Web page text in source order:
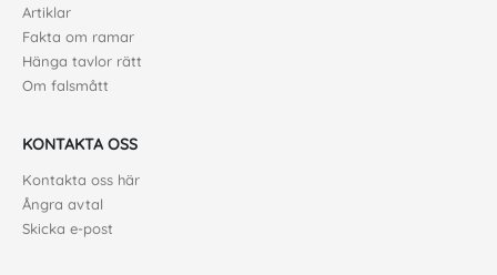
Artiklar
Fakta om ramar
Hänga tavlor rätt
Om falsmått
KONTAKTA OSS
Kontakta oss här
Ångra avtal
Skicka e-post